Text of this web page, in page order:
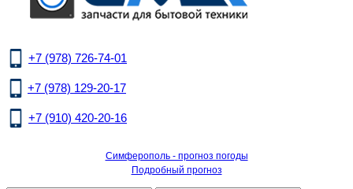
+7 (978) 726-74-01
+7 (978) 129-20-17
+7 (910) 420-20-16
Симферополь - прогноз погоды
Подробный прогноз